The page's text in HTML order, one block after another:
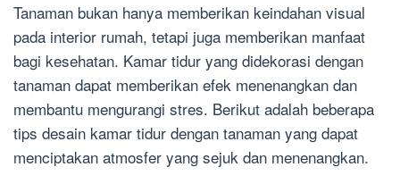
Tanaman bukan hanya memberikan keindahan visual
pada interior rumah, tetapi juga memberikan manfaat
bagi kesehatan. Kamar tidur yang didekorasi dengan
tanaman dapat memberikan efek menenangkan dan
membantu mengurangi stres. Berikut adalah beberapa
tips desain kamar tidur dengan tanaman yang dapat
menciptakan atmosfer yang sejuk dan menenangkan.